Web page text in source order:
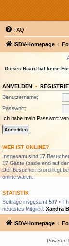
FAQ
ISDV-Homepage
Dieses Board hat keine
ANMELDEN •
Benutzername:
Passwort:
Ich habe mein Passwort
WER IST ONLINE?
Insgesamt sind 17
17 Gäste (basierend auf
Der Besucherrekord liegt bei
online waren.
STATISTIK
Beiträge insgesamt 577 •
neuestes Mitglied: Xandra
ISDV-Homepage
Powered